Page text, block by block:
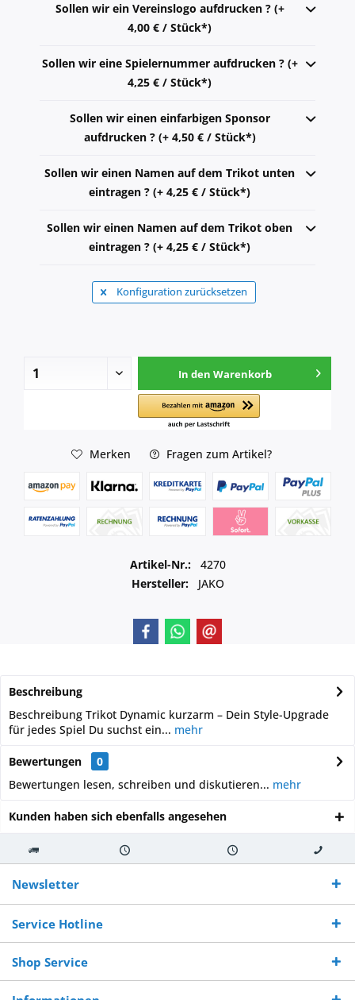
Sollen wir ein Vereinslogo aufdrucken ? (+
4,00 € / Stück*)
Sollen wir eine Spielernummer aufdrucken ? (+
4,25 € / Stück*)
Sollen wir einen einfarbigen Sponsor
aufdrucken ? (+ 4,50 € / Stück*)
Sollen wir einen Namen auf dem Trikot unten
eintragen ? (+ 4,25 € / Stück*)
Sollen wir einen Namen auf dem Trikot oben
eintragen ? (+ 4,25 € / Stück*)
Konfiguration zurücksetzen
In den Warenkorb
Merken Fragen zum Artikel?
Artikel-Nr.:
4270
Hersteller:
JAKO
Beschreibung
Beschreibung Trikot Dynamic kurzarm – Dein Style-Upgrade
für jedes Spiel Du suchst ein... mehr
Bewertungen
0
Bewertungen lesen, schreiben und diskutieren... mehr
Kunden haben sich ebenfalls angesehen
Kostenloser
Versand ab €
250,-
Versand innerhalb von Versand von So erreichen
Sie uns 0160
970 511 90
Newsletter
Service Hotline
Shop Service